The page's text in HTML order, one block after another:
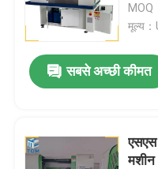
MOQ
मूल्य
सबसे अच्छी कीमत
एसएस
मशीन